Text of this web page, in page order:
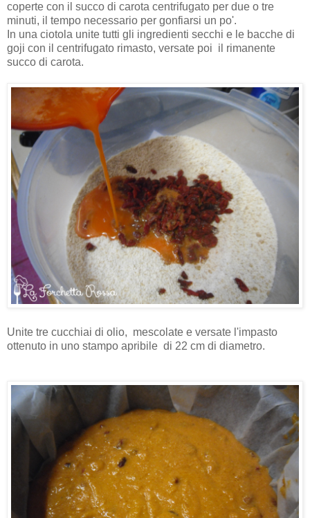
coperte con il succo di carota centrifugato per due o tre
minuti, il tempo necessario per gonfiarsi un po'.
In una ciotola unite tutti gli ingredienti secchi e le bacche di
goji con il centrifugato rimasto, versate poi il rimanente
succo di carota.
Unite tre cucchiai di olio, mescolate e versate l'impasto
ottenuto in uno stampo apribile di 22 cm di diametro.